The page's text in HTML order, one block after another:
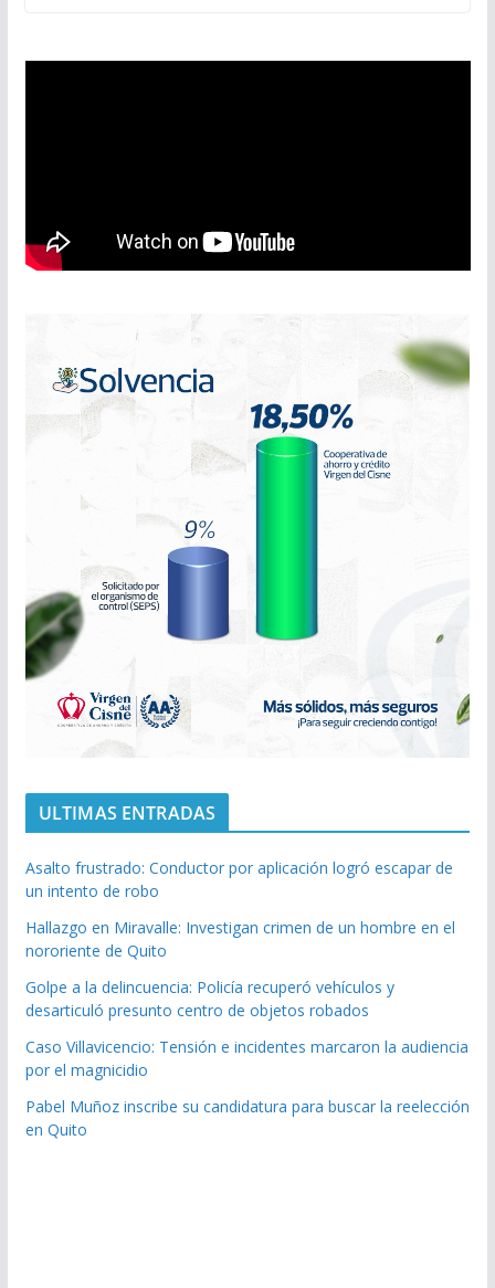
ULTIMAS ENTRADAS
Asalto frustrado: Conductor por aplicación logró escapar de
un intento de robo
Hallazgo en Miravalle: Investigan crimen de un hombre en el
nororiente de Quito
Golpe a la delincuencia: Policía recuperó vehículos y
desarticuló presunto centro de objetos robados
Caso Villavicencio: Tensión e incidentes marcaron la audiencia
por el magnicidio
Pabel Muñoz inscribe su candidatura para buscar la reelección
en Quito